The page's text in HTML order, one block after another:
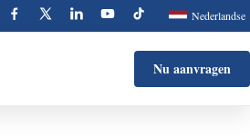
Nederlandse
Nu aanvragen